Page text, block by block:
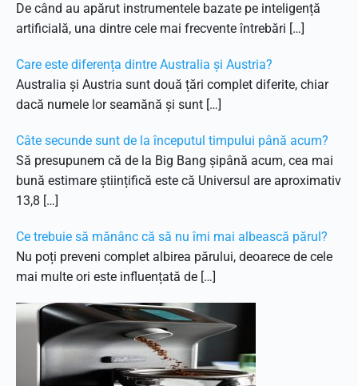
De când au apărut instrumentele bazate pe inteligență
artificială, una dintre cele mai frecvente întrebări […]
Care este diferența dintre Australia și Austria?
Australia și Austria sunt două țări complet diferite, chiar
dacă numele lor seamănă și sunt […]
Câte secunde sunt de la începutul timpului până acum?
Să presupunem că de la Big Bang șipână acum, cea mai
bună estimare științifică este că Universul are aproximativ
13,8 […]
Ce trebuie să mănânc că să nu îmi mai albească părul?
Nu poți preveni complet albirea părului, deoarece de cele
mai multe ori este influențată de […]